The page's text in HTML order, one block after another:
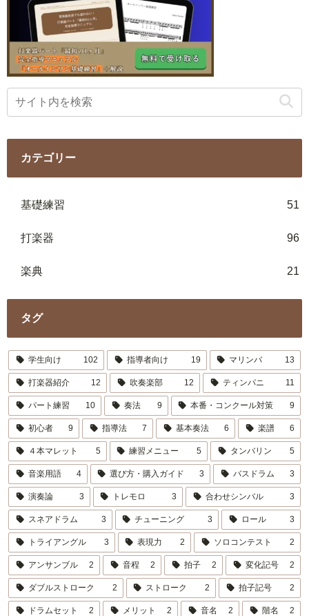
カテゴリー
基礎練習 51
打楽器 96
楽典 21
タグ
学生向け 102 指導者向け 19 マリンバ 13
打楽器紹介 12 吹奏楽部 12 ティンパニ 11
パート練習 10 奏法 9 本番・コンクール対策 9
初心者 9 指導法 7 基本奏法 6 楽譜 6
４本マレット 5 練習メニュー 5 タンバリン 5
音楽用語 4 選び方・購入ガイド 3 バスドラム 3
演奏論 3 トレモロ 3 合わせシンバル 3
スネアドラム 3 チューニング 3 ロール 3
トライアングル 3 表現力 2 ソロコンテスト 2
アンサンブル 2 音程 2 拍子 2 変化記号 2
ダブルストローク 2 ストローク 2 拍子記号 2
ドラムセット 2 メリット 2 音名 2 階名 2